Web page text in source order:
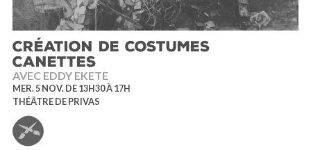
CRÉATION DE COSTUMES
CANETTES
AVEC EDDY EKETE
MER. 5 NOV. DE 13H30 À 17H
THÉÂTRE DE PRIVAS